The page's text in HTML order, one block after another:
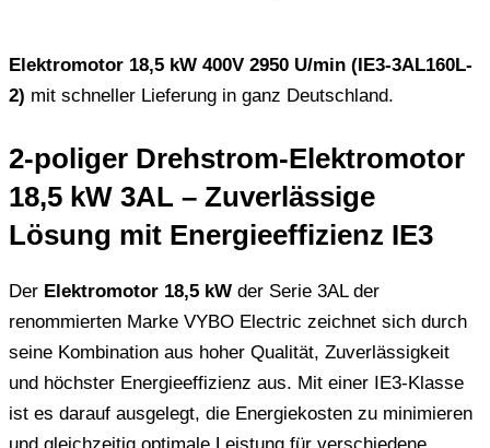
Elektromotor 18,5 kW 400V 2950 U/min (IE3-3AL160L-
2) mit schneller Lieferung in ganz Deutschland.
2-poliger Drehstrom-Elektromotor
18,5 kW 3AL – Zuverlässige
Lösung mit Energieeffizienz IE3
Der Elektromotor 18,5 kW der Serie 3AL der
renommierten Marke VYBO Electric zeichnet sich durch
seine Kombination aus hoher Qualität, Zuverlässigkeit
und höchster Energieeffizienz aus. Mit einer IE3-Klasse
ist es darauf ausgelegt, die Energiekosten zu minimieren